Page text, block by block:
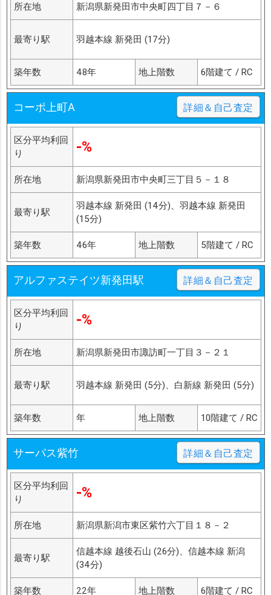
所在地 新潟県新発田市中央町四丁目７－６
最寄り駅 羽越本線 新発田 (17分)
築年数 48年 地上階数 6階建て / RC
コーポ上町A 詳細＆自己査定
区分平均利回
り
-%
所在地 新潟県新発田市中央町三丁目５－１８
最寄り駅
羽越本線 新発田 (14分)、羽越本線 新発田
(15分)
築年数 46年 地上階数 5階建て / RC
アルファステイツ新発田駅 詳細＆自己査定
区分平均利回
り
-%
所在地 新潟県新発田市諏訪町一丁目３－２１
最寄り駅 羽越本線 新発田 (5分)、白新線 新発田 (5分)
築年数 年 地上階数 10階建て / RC
サーパス紫竹 詳細＆自己査定
区分平均利回
り
-%
所在地 新潟県新潟市東区紫竹六丁目１８－２
最寄り駅
信越本線 越後石山 (26分)、信越本線 新潟
(34分)
築年数 22年 地上階数 6階建て / RC